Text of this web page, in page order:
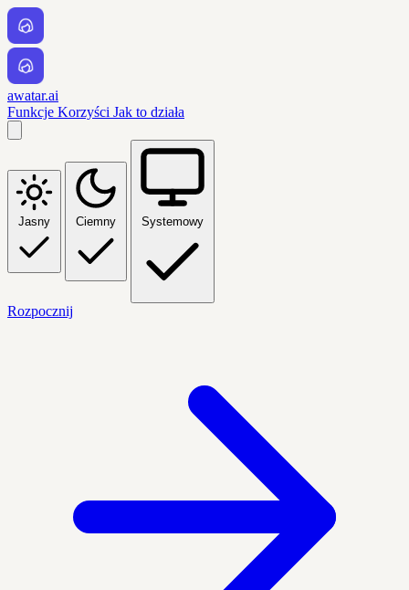
awatar.ai
Funkcje Korzyści Jak to działa
Jasny Ciemny Systemowy
Rozpocznij